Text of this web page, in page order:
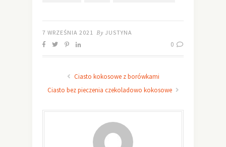
7 WRZEŚNIA 2021 By JUSTYNA
0
Ciasto kokosowe z borówkami
Ciasto bez pieczenia czekoladowo kokosowe